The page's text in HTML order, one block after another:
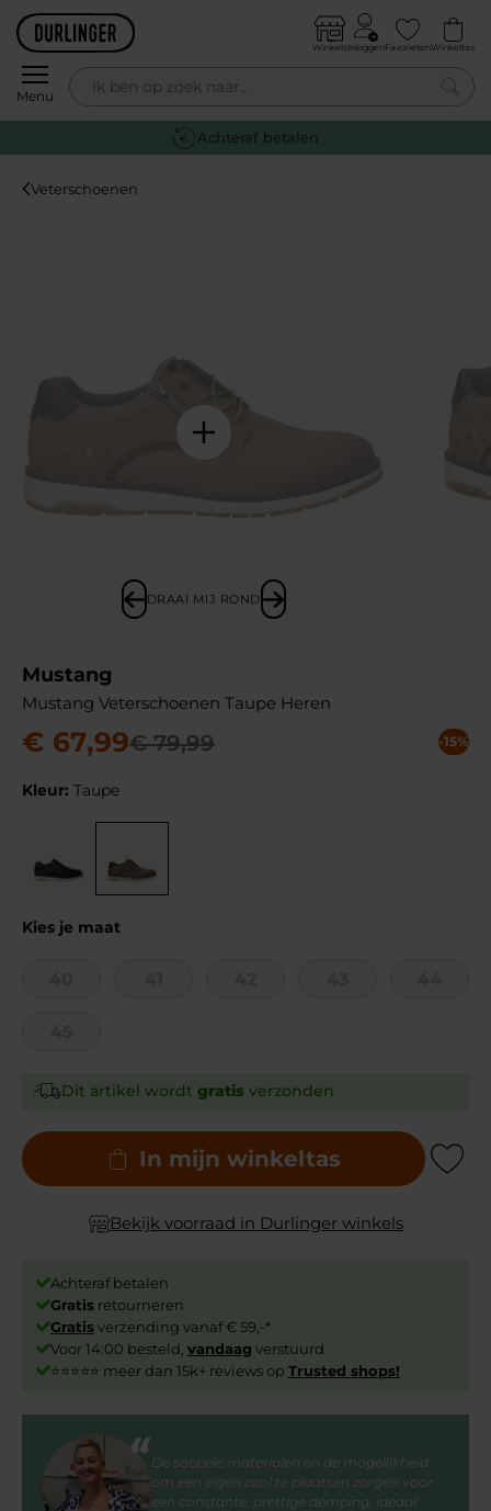
Skip to content
Menu
WinkelsInloggenFavorietenWinkeltas
0
Achteraf betalen
Veterschoenen
DRAAI MIJ ROND
Mustang
Mustang Veterschoenen Taupe Heren
€ 67,99€ 79,99 -15%
Kleur: Taupe
Kies je maat
Dit artikel wordt gratis verzonden
In mijn winkeltas Add to
Bekijk voorraad in Durlinger winkels
Achteraf betalen
Gratis retourneren
Gratisverzending vanaf € 59,-*
Voor 14:00 besteld, vandaag verstuurd
⭐⭐⭐⭐⭐ meer dan 15k+ reviews op Trusted shops!
De soepele materialen en de mogelijkheid
om een eigen zool te plaatsen zorgen voor
een constante, prettige demping, ideaal